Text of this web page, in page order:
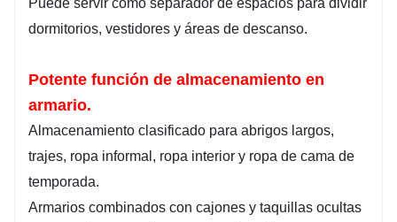
Puede servir como separador de espacios para dividir
dormitorios, vestidores y áreas de descanso.
Potente función de almacenamiento en
armario.
Almacenamiento clasificado para abrigos largos,
trajes, ropa informal, ropa interior y ropa de cama de
temporada.
Armarios combinados con cajones y taquillas ocultas